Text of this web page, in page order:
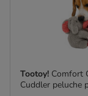
Tootoy! Comfort
Cuddler peluche